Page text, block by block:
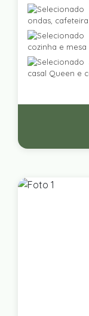
ondas,
cozinha e
casal Queen e